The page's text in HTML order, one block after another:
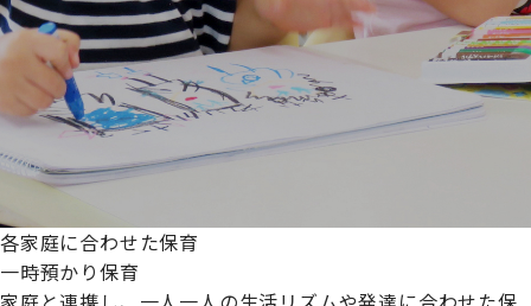
各家庭に合わせた保育
一時預かり保育